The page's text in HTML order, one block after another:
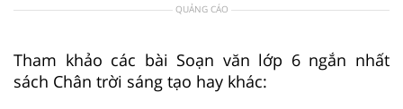
QUẢNG CÁO
Tham khảo các bài Soạn văn lớp 6 ngắn nhất
sách Chân trời sáng tạo hay khác: